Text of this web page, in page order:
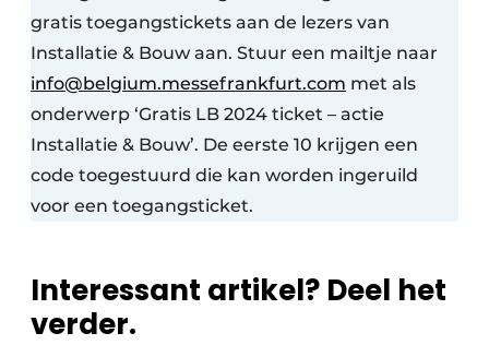
gratis toegangstickets aan de lezers van
Installatie & Bouw aan. Stuur een mailtje naar
info@belgium.messefrankfurt.com met als
onderwerp ‘Gratis LB 2024 ticket – actie
Installatie & Bouw’. De eerste 10 krijgen een
code toegestuurd die kan worden ingeruild
voor een toegangsticket.
Interessant artikel? Deel het
verder.